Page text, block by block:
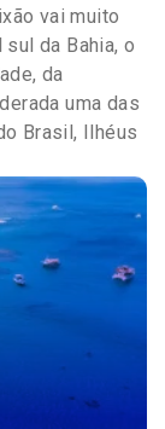
vai muito
da Bahia, o
da
uma das
Brasil, Ilhéus